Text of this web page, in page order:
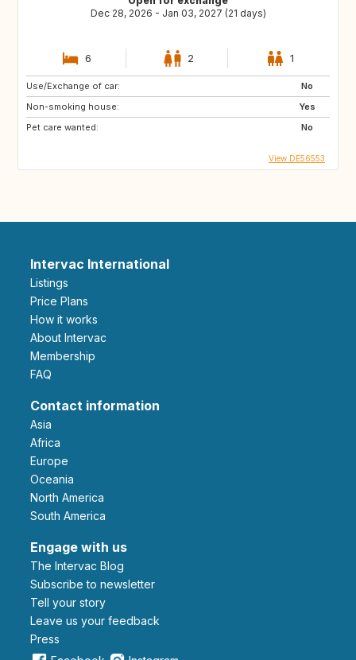
Dec 28, 2026 - Jan 03, 2027 (21 days)
6 2 1
Use/Exchange of car:
No
Non-smoking house:
Yes
Pet care wanted:
No
View DE56553
Intervac International
Listings
Price Plans
How it works
About Intervac
Membership
FAQ
Contact information
Asia
Africa
Europe
Oceania
North America
South America
Engage with us
The Intervac Blog
Subscribe to newsletter
Tell your story
leave us your feedback
Press